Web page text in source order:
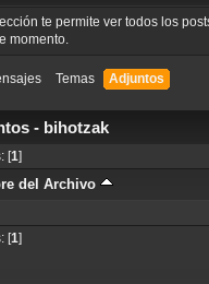
te permite ver todos los
momento.
Temas Adjuntos
- bihotzak
[1]
del Archivo
[1]